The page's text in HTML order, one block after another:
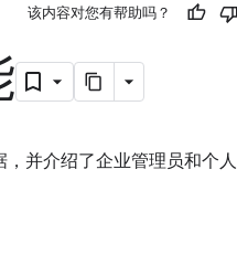
该内容对您有帮助吗？
并介绍了企业管理员和个人